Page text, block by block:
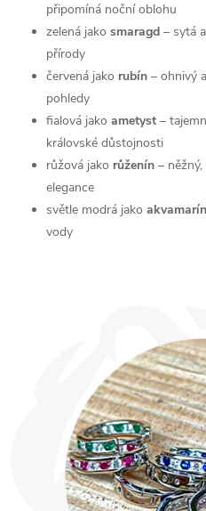
připomíná noční oblohu
zelená jako smaragd – sytá
přírody
červená jako rubín – ohnivý
pohledy
fialová jako ametyst –
královské důstojnosti
růžová jako růženín –
elegance
světle modrá jako akvamarín
vody